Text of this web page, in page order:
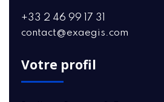
+33 2 46 99 17 31
contact@exaegis.com
Votre profil